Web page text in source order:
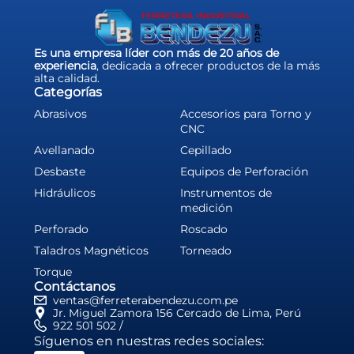
Es una empresa líder con más de 20 años de
experiencia, dedicada a ofrecer productos de la más
alta calidad.
Categorías
Abrasivos
Accesorios para Torno y
CNC
Avellanado
Cepillado
Desbaste
Equipos de Perforación
Hidráulicos
Instrumentos de
medición
Perforado
Roscado
Taladros Magnéticos
Torneado
Torque
Contáctanos
ventas@ferreterabendezu.com.pe
922 501 502 /
Jr. Miguel Zamora 156 Cercado de Lima, Perú
Síguenos en nuestras redes sociales: